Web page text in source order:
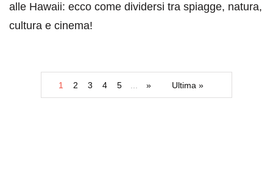
alle Hawaii: ecco come dividersi tra spiagge, natura,
cultura e cinema!
1 2 3 4 5 » Ultima »